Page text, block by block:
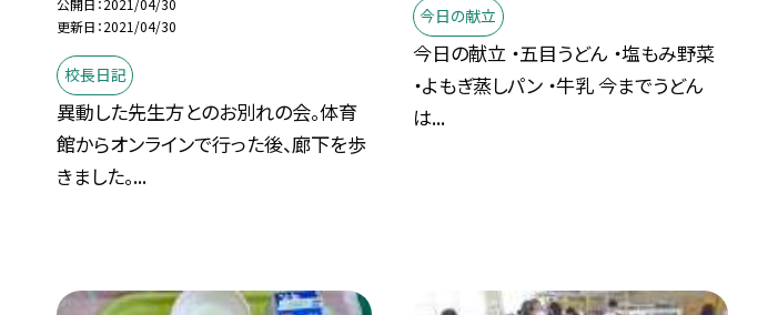
更新日 2021/04/30
校長日記
異動した先生方とのお別れの会。体育
館からオンラインで行った後、廊下を歩
きました。...
今日の献立
今日の献立 ・五目うどん ・塩もみ野菜
・よもぎ蒸しパン ・牛乳 今までうどん
は...